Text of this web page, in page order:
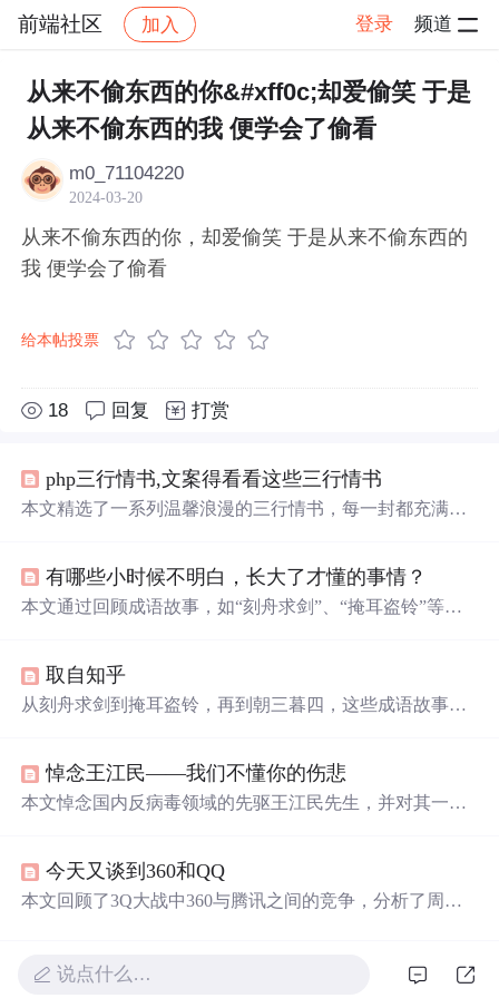
前端社区 加入 登录 频道
社区 前端社区 感慨 帖子详情
从来不偷东西的你&#xff0c;却爱偷笑 于是
从来不偷东西的我 便学会了偷看
m0_71104220
2024-03-20
从来不偷东西的你，却爱偷笑 于是从来不偷东西的
我 便学会了偷看
给本帖投票
18 回复 打赏
php三行情书,文案得看看这些三行情书
本文精选了一系列温馨浪漫的三行情书，每一封都充满了
有哪些小时候不明白，长大了才懂的事情？
本文通过回顾成语故事，如“刻舟求剑”、“掩耳盗铃”等，
模式，如盲目跟风、忽视警示等，并指出我们需要从这些
典故中汲取教训，学会 理智面对生活挑战。
取自知乎
从刻舟求剑到掩耳盗铃，再到朝三暮四，这些成语故事揭
受、迷失自我。这些故事里的傻瓜，其实是我们每个人的
缩影。
悼念王江民——我们不懂你的伤悲
本文悼念国内反病毒领域的先驱王江民先生，并对其一生
今天又谈到360和QQ
本文回顾了3Q大战中360与腾讯之间的竞争，分析了周鸿
说点什么…